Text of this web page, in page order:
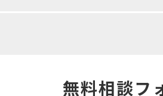
無料相談フ